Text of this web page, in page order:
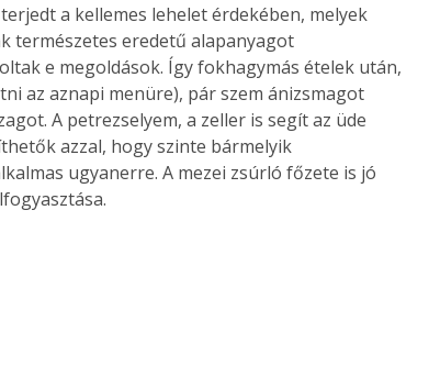
a kellemes lehelet érdekében, melyek
természetes eredetű alapanyagot
e megoldások. Így fokhagymás ételek után,
az aznapi menüre), pár szem ánizsmagot
A petrezselyem, a zeller is segít az üde
azzal, hogy szinte bármelyik
ugyanerre. A mezei zsúrló főzete is jó